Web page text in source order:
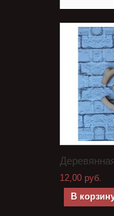
12,00 руб.
В